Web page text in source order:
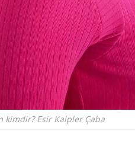
kimdir? Esir Kalpler Çaba